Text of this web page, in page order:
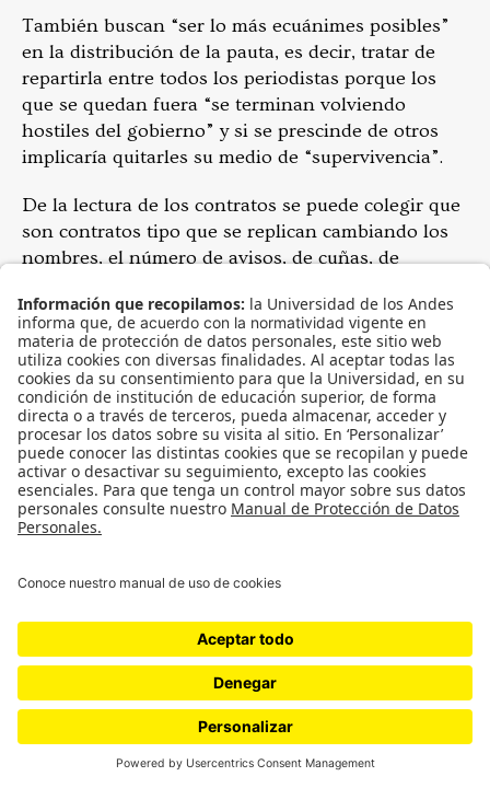
También buscan “ser lo más ecuánimes posibles”
en la distribución de la pauta, es decir, tratar de
repartirla entre todos los periodistas porque los
que se quedan fuera “se terminan volviendo
hostiles del gobierno” y si se prescinde de otros
implicaría quitarles su medio de “supervivencia”.
De la lectura de los contratos se puede colegir que
son contratos tipo que se replican cambiando los
nombres, el número de avisos, de cuñas, de
periodista y no otro, o algún otro tipo de
justificación.
Para el gobernador de Caldas, Guido Echeverri, del
movimiento ‘Caldas territorio de oportunidades’ y
elegido con el respaldo del Partido de la U y
Cambio Radical, la pauta oficial debe tener un
“gran sentido democrático” para mantener
informada a la ciudadanía de las acciones del
gobierno y para financiar a diversidad de medios y
“Sobre todo nos interesa mucho que esta
contratación se haga con medios independientes
porque consideramos que esos medios no están
permeados por los grandes grupos empresariales o
grandes corporaciones (…) Nos interesa que estos
medios subsistan. Normalmente esos medios
independientes están manejados por periodistas